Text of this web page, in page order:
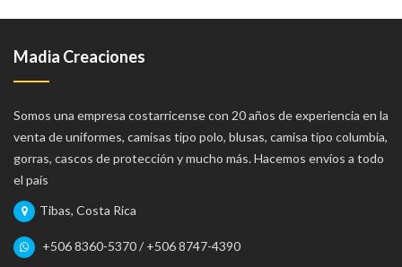
Madia Creaciones
Somos una empresa costarricense con 20 años de experiencia en la
venta de uniformes, camisas tipo polo, blusas, camisa tipo columbia,
gorras, cascos de protección y mucho más. Hacemos envíos a todo
el país
Tibas, Costa Rica
+506 8360-5370 / +506 8747-4390